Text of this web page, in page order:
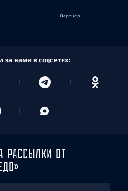
Партнёр
нами в соцсетях:
РАССЫЛКИ ОТ